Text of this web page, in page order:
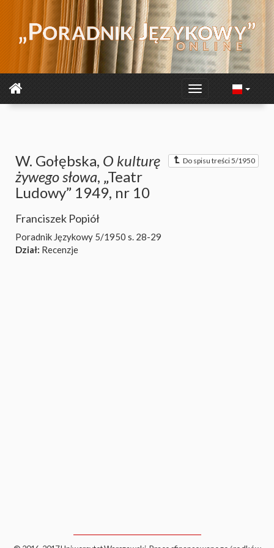
Do spisu treści 5/1950
W. Gołębska, O kulturę
żywego słowa, „Teatr
Ludowy” 1949, nr 10
Franciszek Popiół
Poradnik Językowy 5/1950 s. 28-29
Dział: Recenzje